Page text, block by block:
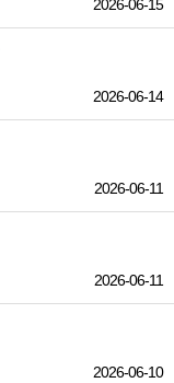
2026-06-15
2026-06-14
2026-06-11
2026-06-11
2026-06-10